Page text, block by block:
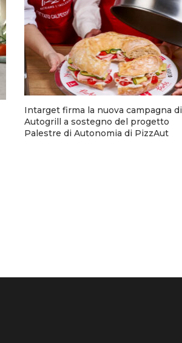
Intarget firma la nuova campagna di
Autogrill a sostegno del progetto
Palestre di Autonomia di PizzAut